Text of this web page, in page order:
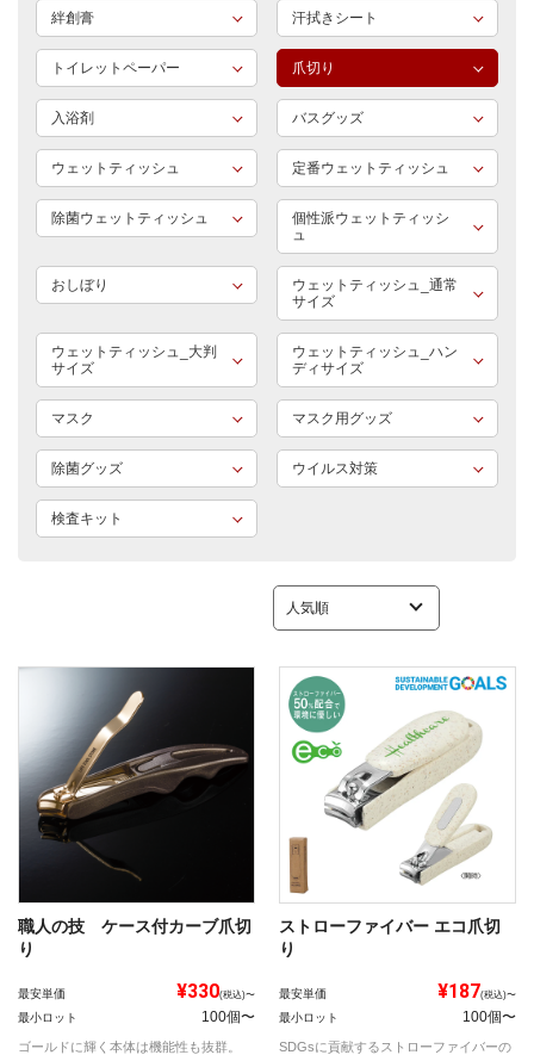
絆創膏 汗拭きシート
トイレットペーパー 爪切り
入浴剤 バスグッズ
ウェットティッシュ 定番ウェットティッシュ
除菌ウェットティッシュ
個性派ウェットティッシ
ュ
おしぼり
ウェットティッシュ_通常
サイズ
ウェットティッシュ_大判
サイズ
ウェットティッシュ_ハン
ディサイズ
マスク マスク用グッズ
除菌グッズ ウイルス対策
検査キット
職人の技 ケース付カーブ爪切
り
最安単価 ¥330(税込)〜
最小ロット 100個〜
ゴールドに輝く本体は機能性も抜群。
ストローファイバー エコ爪切
り
最安単価 ¥187(税込)〜
最小ロット 100個〜
SDGsに貢献するストローファイバーの